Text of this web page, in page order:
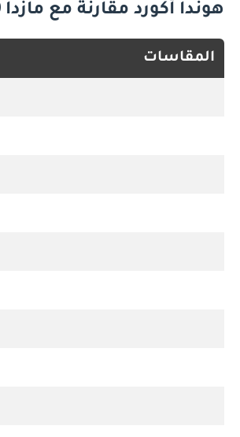
هوندا أكورد مقارنة مع مازدا CX9 مقارنة المواصفات
المقاسات